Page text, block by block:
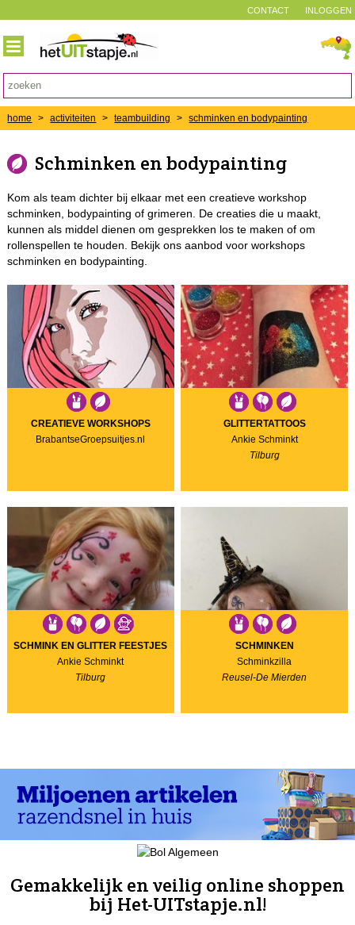
INLOGGEN
CONTACT
home > activiteiten > teambuilding > schminken en bodypainting
Schminken en bodypainting
Kom als team dichter bij elkaar met een creatieve workshop
schminken, bodypainting of grimeren. De creaties die u maakt,
kunnen als middel dienen om gesprekken los te maken of om
rollenspellen te houden. Bekijk ons aanbod voor workshops
schminken en bodypainting.
CREATIEVE WORKSHOPS
BrabantseGroepsuitjes.nl
GLITTERTATTOOS
Ankie Schminkt
Tilburg
SCHMINK EN GLITTER FEESTJES
Ankie Schminkt
Tilburg
SCHMINKEN
Schminkzilla
Reusel-De Mierden
Gemakkelijk en veilig online shoppen
bij Het-UITstapje.nl!